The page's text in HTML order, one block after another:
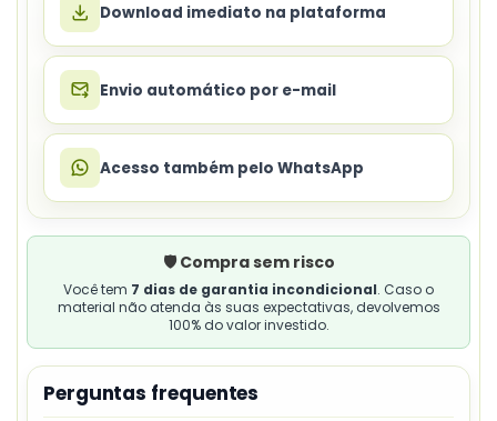
Download imediato na plataforma
Envio automático por e-mail
Acesso também pelo WhatsApp
🛡️ Compra sem risco
Você tem 7 dias de garantia incondicional. Caso o
material não atenda às suas expectativas, devolvemos
100% do valor investido.
Perguntas frequentes